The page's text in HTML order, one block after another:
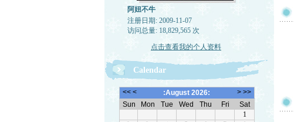
阿妞不牛
注册日期: 2009-11-07
访问总量: 18,829,565 次
点击查看我的个人资料
Calendar